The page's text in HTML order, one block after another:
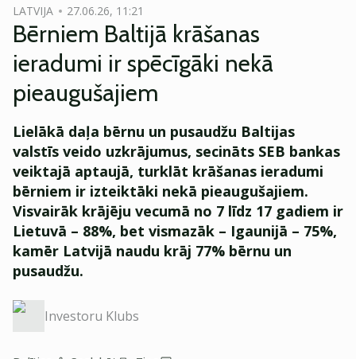
LATVIJA 27.06.26, 11:21
Bērniem Baltijā krāšanas
ieradumi ir spēcīgāki nekā
pieaugušajiem
Lielākā daļa bērnu un pusaudžu Baltijas
valstīs veido uzkrājumus, secināts SEB bankas
veiktajā aptaujā, turklāt krāšanas ieradumi
bērniem ir izteiktāki nekā pieaugušajiem.
Visvairāk krājēju vecumā no 7 līdz 17 gadiem ir
Lietuvā – 88%, bet vismazāk – Igaunijā – 75%,
kamēr Latvijā naudu krāj 77% bērnu un
pusaudžu.
Investoru Klubs